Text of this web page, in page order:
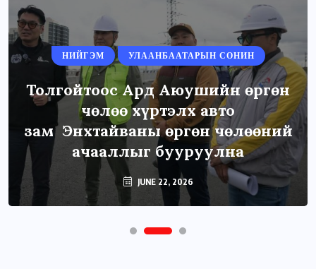
НИЙГЭМ УЛААНБААТАРЫН СОНИН
Толгойтоос Ард Аюушийн өргөн
чөлөө хүртэлх авто
зам Энхтайваны өргөн чөлөөний
ачааллыг бууруулна
JUNE 22, 2026